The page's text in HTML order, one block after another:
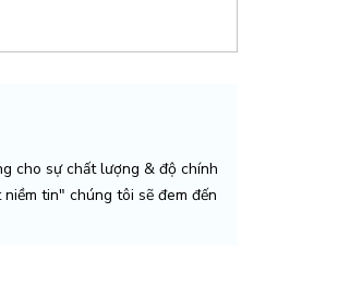
cho sự chất lượng & độ chính
tin" chúng tôi sẽ đem đến